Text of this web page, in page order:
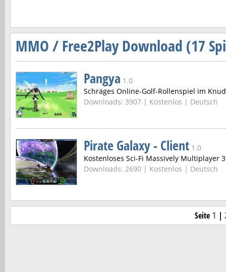
MMO / Free2Play Download (17
Pangya 1.0
Schräges Online-Golf-Rollenspiel im
Downloads: 3907 | Kostenlos | Deutsch
Pirate Galaxy - Client 1.0
Kostenloses Sci-Fi Massively Multiplayer
Downloads: 2690 | Kostenlos | Deutsch
Seite 1 |